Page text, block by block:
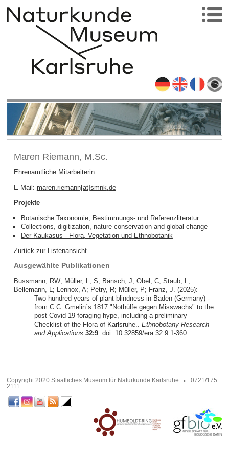
Maren Riemann, M.Sc.
Ehrenamtliche Mitarbeiterin
E-Mail: maren.riemann[at]smnk.de
Projekte
Botanische Taxonomie, Bestimmungs- und Referenzliteratur
Collections, digitization, nature conservation and global change
Der Kaukasus - Flora, Vegetation und Ethnobotanik
Zurück zur Listenansicht
Ausgewählte Publikationen
Bussmann, RW; Müller, L; S; Bänsch, J; Obel, C; Staub, L;
Bellemann, L; Lennox, A; Petry, R; Müller, P; Franz, J. (2025):
Two hundred years of plant blindness in Baden (Germany) -
from C.C. Gmelin´s 1817 "Nothülfe gegen Misswachs" to the
post Covid-19 foraging hype, including a preliminary
Checklist of the Flora of Karlsruhe.. Ethnobotany Research
and Applications 32:9: doi: 10.32859/era.32.9.1-360
Copyright 2020 Staatliches Museum für Naturkunde Karlsruhe
0721/175
2111